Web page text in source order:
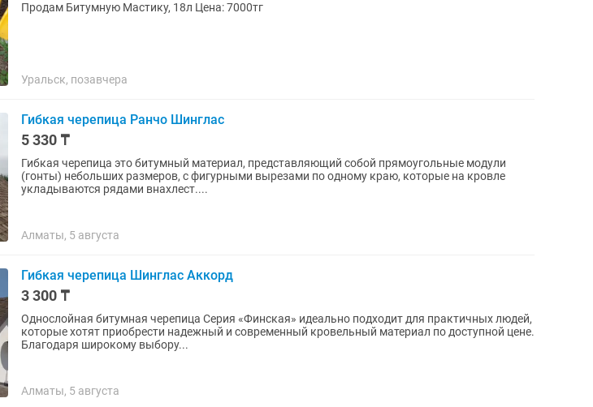
Продам Битумную Мастику, 18л Цена: 7000тг
Уральск, позавчера
Гибкая черепица Ранчо Шинглас
5 330 ₸
Гибкая черепица это битумный материал, представляющий собой прямоугольные модули
(гонты) небольших размеров, с фигурными вырезами по одному краю, которые на кровле
укладываются рядами внахлест....
Алматы, 5 августа
Гибкая черепица Шинглас Аккорд
3 300 ₸
Однослойная битумная черепица Серия «Финская» идеально подходит для практичных людей,
которые хотят приобрести надежный и современный кровельный материал по доступной цене.
Благодаря широкому выбору...
Алматы, 5 августа